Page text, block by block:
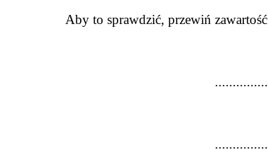
Aby to sprawdzić, przewiń